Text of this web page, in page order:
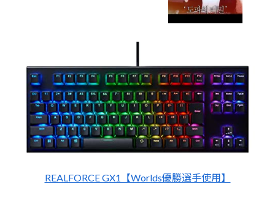
REALFORCE GX1【Worlds優勝選手使用】